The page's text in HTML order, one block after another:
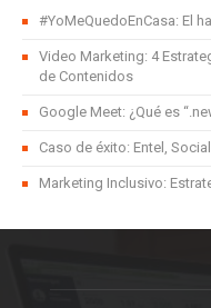
#YoMeQuedoEnCasa: El
Video Marketing: 4
de Contenidos
Google Meet: ¿Qué es
Caso de éxito: Entel,
Marketing Inclusivo: